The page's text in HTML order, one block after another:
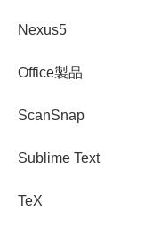
Nexus5
Office製品
ScanSnap
Sublime Text
TeX